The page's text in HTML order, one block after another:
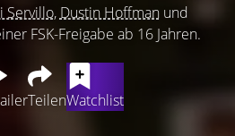
Servillo, Dustin Hoffmanund
FSK-Freigabe ab 16 Jahren.
TeilenWatchlist